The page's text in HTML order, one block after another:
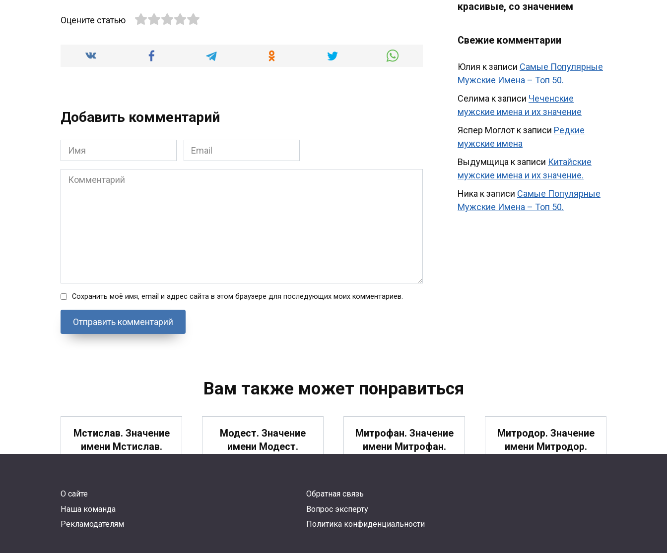
Оцените статью
Добавить комментарий
Имя
*
Email
*
Комментарий
Сохранить моё имя, email и адрес сайта в этом браузере для последующих моих комментариев.
красивые, со значением
Свежие комментарии
Юлия к записи Самые Популярные
Мужские Имена – Топ 50.
Селима к записи Чеченские
мужские имена и их значение
Яспер Моглот к записи Редкие
мужские имена
Выдумщица к записи Китайские
мужские имена и их значение.
Ника к записи Самые Популярные
Мужские Имена – Топ 50.
Вам также может понравиться
Мстислав. Значение
имени Мстислав.
Модест. Значение
имени Модест.
Митрофан. Значение
имени Митрофан.
Митродор. Значение
имени Митродор.
О сайте
Наша команда
Рекламодателям
Обратная связь
Вопрос эксперту
Политика конфиденциальности